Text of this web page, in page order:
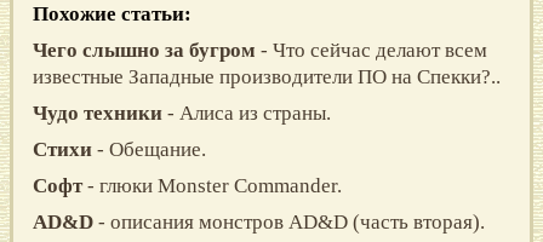
Похожие статьи:
Чего слышно за бугром - Что сейчас делают всем
известные Западные производители ПО на Спекки?..
Чудо техники - Алиса из страны.
Стихи - Обещание.
Софт- глюки Monster Commander.
AD&D - описания монстров AD&D (часть вторая).